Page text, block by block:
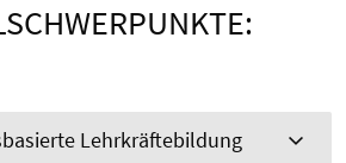
Lehrkräftebildung